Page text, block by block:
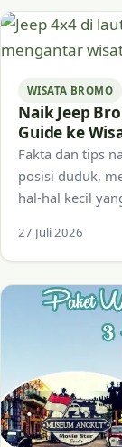
WISATA BROMO
Naik Jeep
Guide ke
Fakta dan tips
posisi duduk,
hal-hal kecil
27 Juli 2026